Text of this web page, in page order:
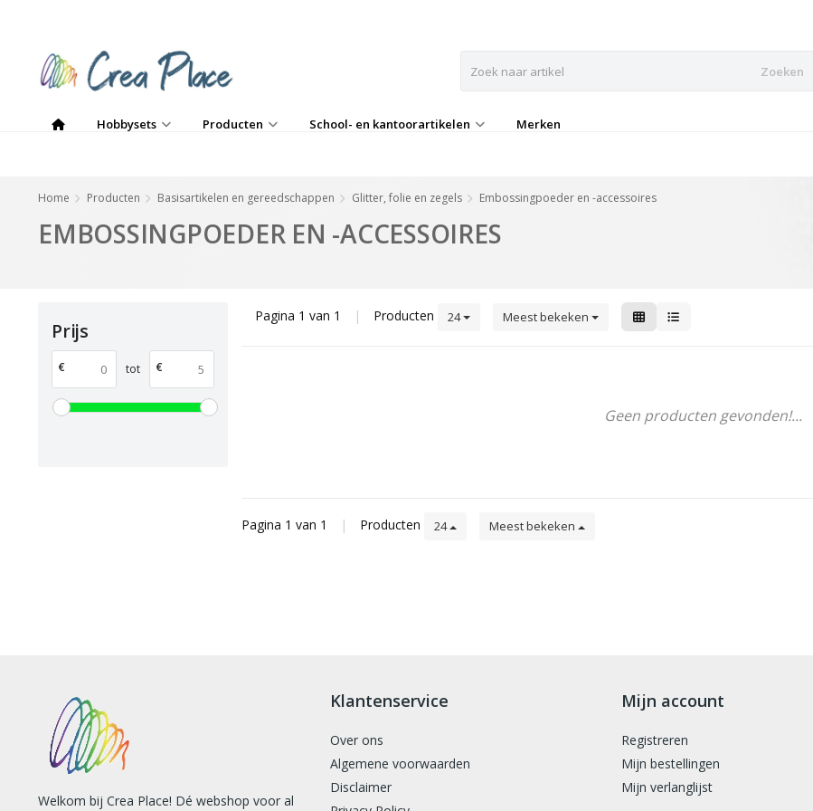
Zoeken
Hobbysets Producten School- en kantoorartikelen Merken
Home Producten Basisartikelen en gereedschappen Glitter, folie en zegels Embossingpoeder en -accessoires
EMBOSSINGPOEDER EN -ACCESSOIRES
Prijs
€ tot €
Pagina 1 van 1 | Producten 24 Meest bekeken
Geen producten gevonden!...
Pagina 1 van 1 | Producten 24 Meest bekeken
Welkom bij Crea Place! Dé webshop voor al
Klantenservice
Over ons
Algemene voorwaarden
Disclaimer
Mijn account
Registreren
Mijn bestellingen
Mijn verlanglijst